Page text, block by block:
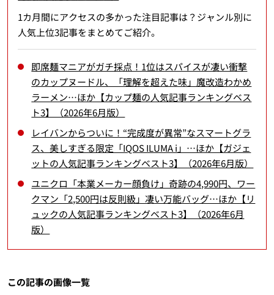
1カ月間にアクセスの多かった注目記事は？ジャンル別に
人気上位3記事をまとめてご紹介。
即席麺マニアがガチ採点！1位はスパイスが凄い衝撃
のカップヌードル、「理解を超えた味」魔改造わかめ
ラーメン…ほか【カップ麺の人気記事ランキングベス
ト3】（2026年6月版）
レイバンからついに！“完成度が異常”なスマートグラ
ス、美しすぎる限定「IQOS ILUMA i」…ほか【ガジェ
ットの人気記事ランキングベスト3】（2026年6月版）
ユニクロ「本業メーカー顔負け」奇跡の4,990円、ワー
クマン「2,500円は反則級」凄い万能バッグ…ほか【リ
ュックの人気記事ランキングベスト3】（2026年6月
版）
この記事の画像一覧